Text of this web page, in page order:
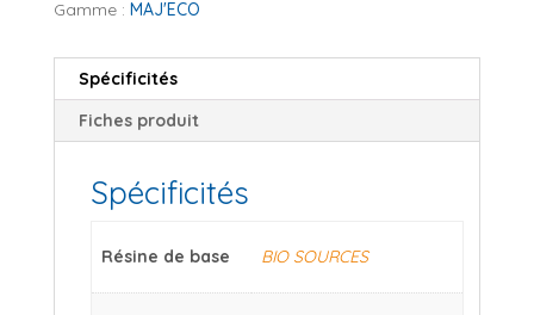
Gamme : MAJ'ECO
Spécificités
Fiches produit
Spécificités
Résine de base BIO SOURCES